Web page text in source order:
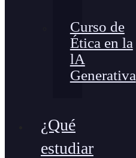
Curso de
Ética en la
lA
Generativa
¿Qué
estudiar